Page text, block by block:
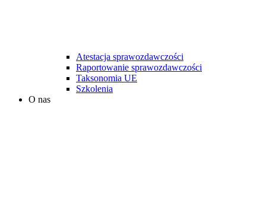
Atestacja sprawozdawczości
Raportowanie sprawozdawczości
Taksonomia UE
Szkolenia
O nas